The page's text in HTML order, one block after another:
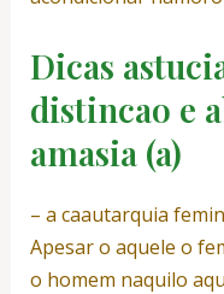
Dicas
distincao e
amasia (a)
– a caautarquia
Apesar o aquele o
o homem naquilo